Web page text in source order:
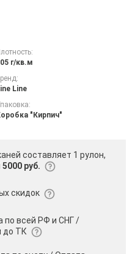
г/кв.м
Line
"Кирпич"
составляет 1 рулон,
руб.
скидок
по всей РФ и СНГ /
до ТК